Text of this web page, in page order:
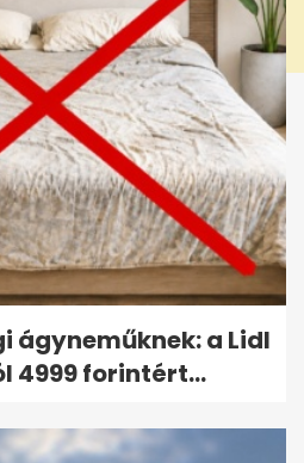
ágyneműknek: a Lidl
4999 forintért...